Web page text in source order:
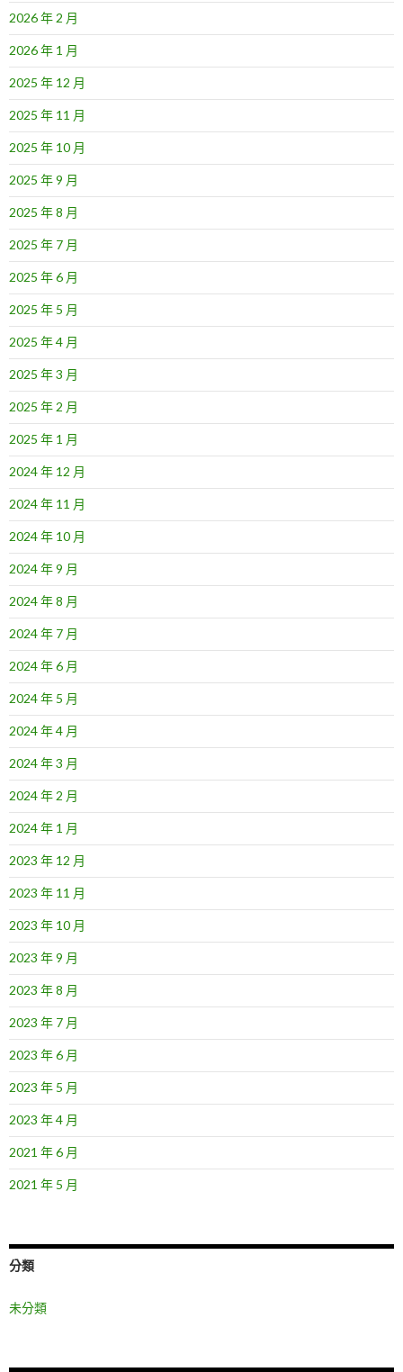
2026 年 2 月
2026 年 1 月
2025 年 12 月
2025 年 11 月
2025 年 10 月
2025 年 9 月
2025 年 8 月
2025 年 7 月
2025 年 6 月
2025 年 5 月
2025 年 4 月
2025 年 3 月
2025 年 2 月
2025 年 1 月
2024 年 12 月
2024 年 11 月
2024 年 10 月
2024 年 9 月
2024 年 8 月
2024 年 7 月
2024 年 6 月
2024 年 5 月
2024 年 4 月
2024 年 3 月
2024 年 2 月
2024 年 1 月
2023 年 12 月
2023 年 11 月
2023 年 10 月
2023 年 9 月
2023 年 8 月
2023 年 7 月
2023 年 6 月
2023 年 5 月
2023 年 4 月
2021 年 6 月
2021 年 5 月
分類
未分類